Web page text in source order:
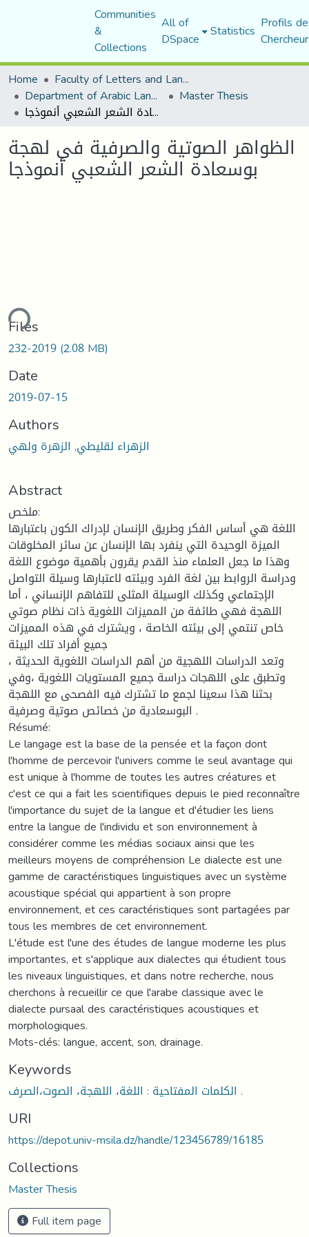
Communities
&
Collections
All of
DSpace Statistics Profils
Home
Faculty of Letters and Languages
Department of Arabic Language and Literature Master Thesis
الظواهر الصوتية والصرفية في لهجة بوسعادة الشعر الشعبي أنموذجا
الظواهر الصوتية والصرفية في لهجة
بوسعادة الشعر الشعبي أنموذجا
Files
232-2019(2.08 MB)
Date
2019-07-15
Authors
الزهراء لقليطي, الزهرة ولهي
Abstract
ملخص:
اللغة هي أساس الفكر وطريق الإنسان لإدراك الكون باعتبارها
الميزة الوحيدة التي ينفرد بها الإنسان عن سائر المخلوقات
وهذا ما جعل العلماء منذ القدم يقرون بأهمية موضوع اللغة
ودراسة الروابط بين لغة الفرد وبيئته لاعتبارها وسيلة التواصل
الإجتماعي وكذلك الوسيلة المثلى للتفاهم الإنساني ، أما
اللهجة فهي طائفة من المميزات اللغوية ذات نظام صوتي
خاص تنتمي إلى بيئته الخاصة ، ويشترك في هذه المميزات
جميع أفراد تلك البيئة
وتعد الدراسات اللهجية من أهم الدراسات اللغوية الحديثة ،
وتطبق على اللهجات دراسة جميع المستويات اللغوية ،وفي
بحثنا هذا سعينا لجمع ما تشترك فيه الفصحى مع اللهجة
البوسعادية من خصائص صوتية وصرفية .
Résumé:
Le langage est la base de la pensée et la façon dont
l'homme de percevoir l'univers comme le seul avantage qui
est unique à l'homme de toutes les autres créatures et
c'est ce qui a fait les scientifiques depuis le pied reconnaître
l'importance du sujet de la langue et d'étudier les liens
entre la langue de l'individu et son environnement à
considérer comme les médias sociaux ainsi que les
meilleurs moyens de compréhension Le dialecte est une
gamme de caractéristiques linguistiques avec un système
acoustique spécial qui appartient à son propre
environnement, et ces caractéristiques sont partagées par
tous les membres de cet environnement.
L'étude est l'une des études de langue moderne les plus
importantes, et s'applique aux dialectes qui étudient tous
les niveaux linguistiques, et dans notre recherche, nous
cherchons à recueillir ce que l'arabe classique avec le
dialecte pursaal des caractéristiques acoustiques et
morphologiques.
Mots-clés: langue, accent, son, drainage.
Keywords
الكلمات المفتاحية : اللغة، اللهجة، الصوت،الصرف .
URI
https://depot.univ-msila.dz/handle/123456789/16185
Collections
Master Thesis
Full item page